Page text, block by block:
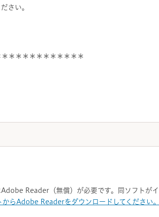
さい。
＊＊＊＊＊＊＊＊＊＊＊
Reader（無償）が必要です。同ソフトが
らAdobe Readerをダウンロードしてください。